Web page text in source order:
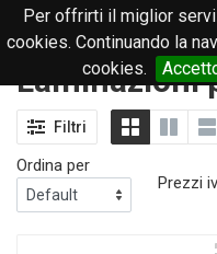
Per offrirti il miglior
cookies. Continuando la
cookies.
Laminazioni
Filtri
Ordina per
Prezzi